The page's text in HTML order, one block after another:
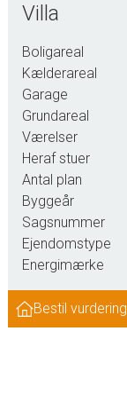
Villa
Boligareal
Kælderareal
Garage
Grundareal
Værelser
Heraf stuer
Antal plan
Byggeår
Sagsnummer
Ejendomstype
Energimærke
Bestil vurdering